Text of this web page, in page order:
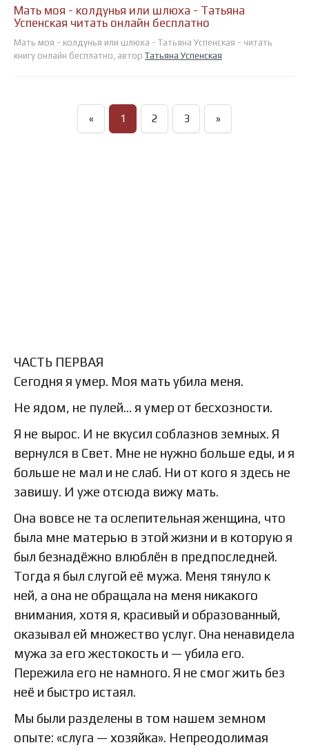
Мать моя - колдунья или шлюха - Татьяна
Успенская читать онлайн бесплатно
Мать моя - колдунья или шлюха - Татьяна Успенская - читать
книгу онлайн бесплатно, автор Татьяна Успенская
« 1 2 3 »
ЧАСТЬ ПЕРВАЯ
Сегодня я умер. Моя мать убила меня.
Не ядом, не пулей… я умер от бесхозности.
Я не вырос. И не вкусил соблазнов земных. Я
вернулся в Свет. Мне не нужно больше еды, и я
больше не мал и не слаб. Ни от кого я здесь не
завишу. И уже отсюда вижу мать.
Она вовсе не та ослепительная женщина, что
была мне матерью в этой жизни и в которую я
был безнадёжно влюблён в предпоследней.
Тогда я был слугой её мужа. Меня тянуло к
ней, а она не обращала на меня никакого
внимания, хотя я, красивый и образованный,
оказывал ей множество услуг. Она ненавидела
мужа за его жестокость и — убила его.
Пережила его не намного. Я не смог жить без
неё и быстро истаял.
Мы были разделены в том нашем земном
опыте: «слуга — хозяйка». Непреодолимая